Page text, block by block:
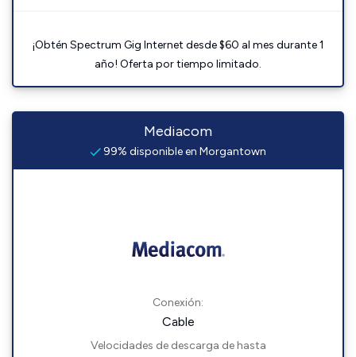
¡Obtén Spectrum Gig Internet desde $60 al mes durante 1
año! Oferta por tiempo limitado.
Mediacom
99% disponible en Morgantown
Conexión:
Cable
Velocidades de descarga de hasta